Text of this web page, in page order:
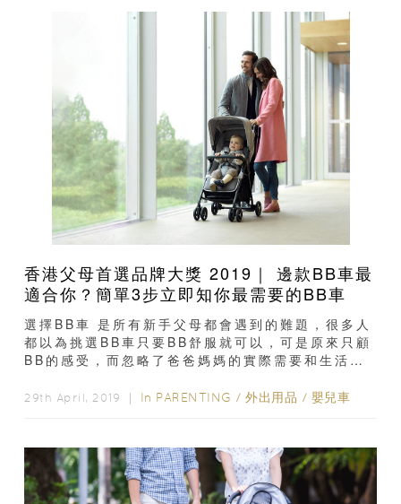
香港父母首選品牌大獎 2019｜ 邊款BB車最
適合你？簡單3步立即知你最需要的BB車
選擇BB車 是所有新手父母都會遇到的難題，很多人
都以為挑選BB車只要BB舒服就可以，可是原來只顧
BB的感受，而忽略了爸爸媽媽的實際需要和生活習
29th April, 2019 ｜ In PARENTING / 外出用品 / 嬰兒車